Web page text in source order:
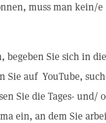
muss man kein/
begeben Sie sich in
Sie auf YouTube,
Sie die Tages- und/
ein, an dem Sie